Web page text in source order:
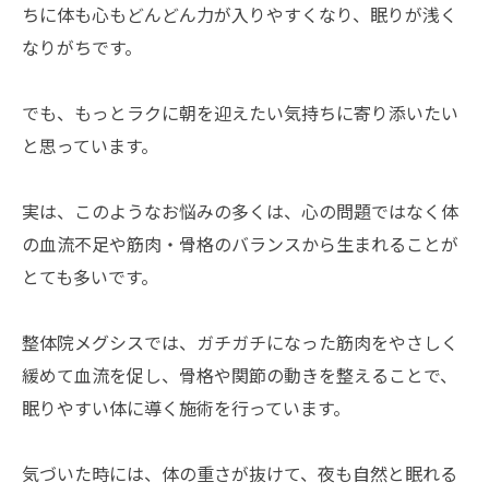
ちに体も心もどんどん力が入りやすくなり、眠りが浅く
なりがちです。
でも、もっとラクに朝を迎えたい気持ちに寄り添いたい
と思っています。
実は、このようなお悩みの多くは、心の問題ではなく体
の血流不足や筋肉・骨格のバランスから生まれることが
とても多いです。
整体院メグシスでは、ガチガチになった筋肉をやさしく
緩めて血流を促し、骨格や関節の動きを整えることで、
眠りやすい体に導く施術を行っています。
気づいた時には、体の重さが抜けて、夜も自然と眠れる